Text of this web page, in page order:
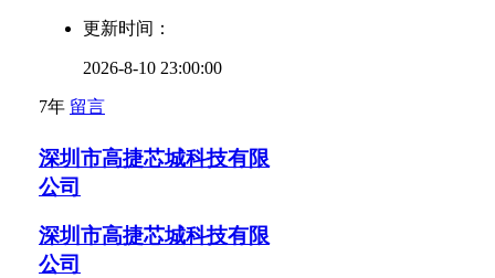
更新时间：
2026-8-10 23:00:00
7年 留言
深圳市高捷芯城科技有限
公司
深圳市高捷芯城科技有限
公司